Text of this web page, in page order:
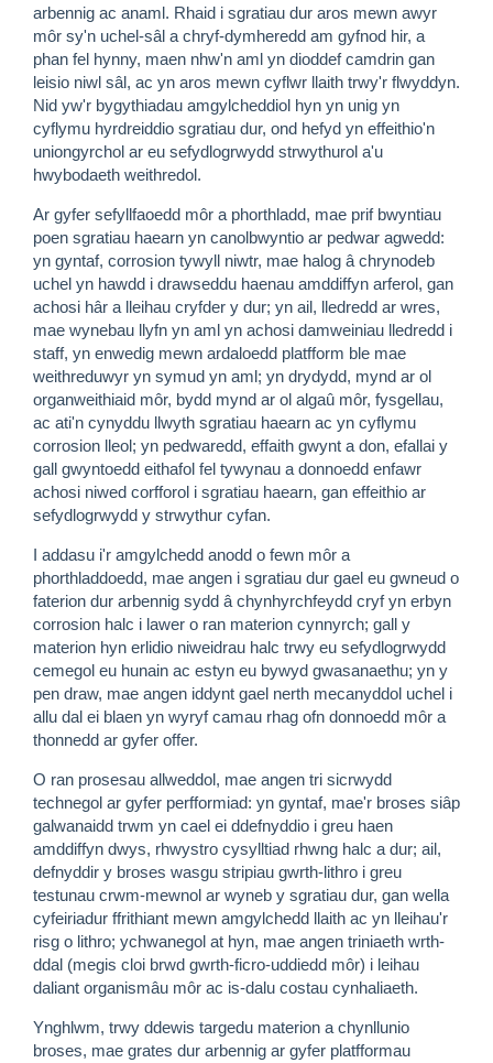
arbennig ac anaml. Rhaid i sgratiau dur aros mewn awyr
môr sy'n uchel-sâl a chryf-dymheredd am gyfnod hir, a
phan fel hynny, maen nhw'n aml yn dioddef camdrin gan
leisio niwl sâl, ac yn aros mewn cyflwr llaith trwy'r flwyddyn.
Nid yw'r bygythiadau amgylcheddiol hyn yn unig yn
cyflymu hyrdreiddio sgratiau dur, ond hefyd yn effeithio'n
uniongyrchol ar eu sefydlogrwydd strwythurol a'u
hwybodaeth weithredol.
Ar gyfer sefyllfaoedd môr a phorthladd, mae prif bwyntiau
poen sgratiau haearn yn canolbwyntio ar pedwar agwedd:
yn gyntaf, corrosion tywyll niwtr, mae halog â chrynodeb
uchel yn hawdd i drawseddu haenau amddiffyn arferol, gan
achosi hâr a lleihau cryfder y dur; yn ail, lledredd ar wres,
mae wynebau llyfn yn aml yn achosi damweiniau lledredd i
staff, yn enwedig mewn ardaloedd platfform ble mae
weithreduwyr yn symud yn aml; yn drydydd, mynd ar ol
organweithiaid môr, bydd mynd ar ol algaû môr, fysgellau,
ac ati'n cynyddu llwyth sgratiau haearn ac yn cyflymu
corrosion lleol; yn pedwaredd, effaith gwynt a don, efallai y
gall gwyntoedd eithafol fel tywynau a donnoedd enfawr
achosi niwed corfforol i sgratiau haearn, gan effeithio ar
sefydlogrwydd y strwythur cyfan.
I addasu i'r amgylchedd anodd o fewn môr a
phorthladdoedd, mae angen i sgratiau dur gael eu gwneud o
faterion dur arbennig sydd â chynhyrchfeydd cryf yn erbyn
corrosion halc i lawer o ran materion cynnyrch; gall y
materion hyn erlidio niweidrau halc trwy eu sefydlogrwydd
cemegol eu hunain ac estyn eu bywyd gwasanaethu; yn y
pen draw, mae angen iddynt gael nerth mecanyddol uchel i
allu dal ei blaen yn wyryf camau rhag ofn donnoedd môr a
thonnedd ar gyfer offer.
O ran prosesau allweddol, mae angen tri sicrwydd
technegol ar gyfer perfformiad: yn gyntaf, mae'r broses siâp
galwanaidd trwm yn cael ei ddefnyddio i greu haen
amddiffyn dwys, rhwystro cysylltiad rhwng halc a dur; ail,
defnyddir y broses wasgu stripiau gwrth-lithro i greu
testunau crwm-mewnol ar wyneb y sgratiau dur, gan wella
cyfeiriadur ffrithiant mewn amgylchedd llaith ac yn lleihau'r
risg o lithro; ychwanegol at hyn, mae angen triniaeth wrth-
ddal (megis cloi brwd gwrth-ficro-uddiedd môr) i leihau
daliant organismâu môr ac is-dalu costau cynhaliaeth.
Ynghlwm, trwy ddewis targedu materion a chynllunio
broses, mae grates dur arbennig ar gyfer platfformau